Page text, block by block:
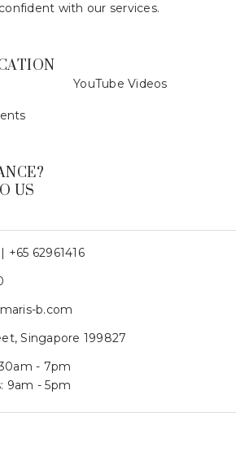
with our services.
YouTube Videos
US
+65 62961416
b.com
Singapore 199827
- 7pm
9am - 5pm